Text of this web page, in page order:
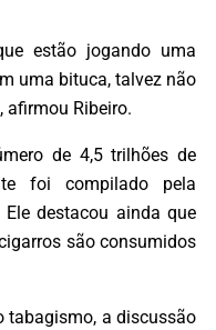
estão jogando uma
uma bituca, talvez não
afirmou Ribeiro.
de 4,5 trilhões de
foi compilado pela
destacou ainda que
são consumidos
tabagismo, a discussão